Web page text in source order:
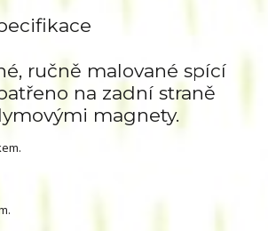
ručně malované spící
na zadní straně
magnety.